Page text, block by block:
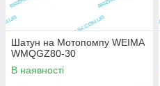
Шатун на Мотопомпу WEIMA
WMQGZ80-30
В наявності